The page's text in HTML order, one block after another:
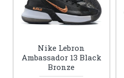
Nike Lebron
Ambassador 13 Black
Bronze